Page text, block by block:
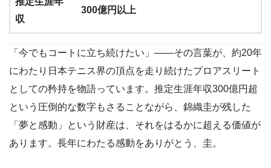
収
300億円以上
「今でもコートに立ち続けたい」——その言葉が、約20年
にわたり日本テニス界の頂点を走り続けたプロアスリート
としての矜持を物語っています。推定生涯年収300億円超
という圧倒的な数字もさることながら、錦織圭が残した
「夢と感動」という財産は、それをはるかに超える価値が
あります。長年にわたる感動をありがとう、圭。